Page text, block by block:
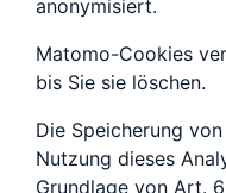
anonymisiert.
Matomo-Cookies
bis Sie sie löschen.
Die Speicherung
Nutzung dieses
Grundlage von Art.